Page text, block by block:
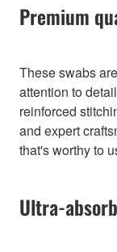
Premium
These swabs
attention to
reinforced
and expert
that's worthy to
Ultra-